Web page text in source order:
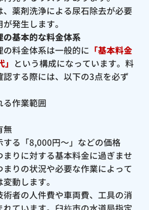
、薬剤洗浄による尿石除去が必要
発生します。
の基本的な料金体系
の料金体系は一般的に 「基本料金
という構成になっています。料
する際には、以下の3点を必ず
る作業範囲
無
する「8,000円〜」などの価格
まりに対する基本料金に過ぎませ
りの状況や必要な作業によって
動します。
者の人件費や車両費、工具の消